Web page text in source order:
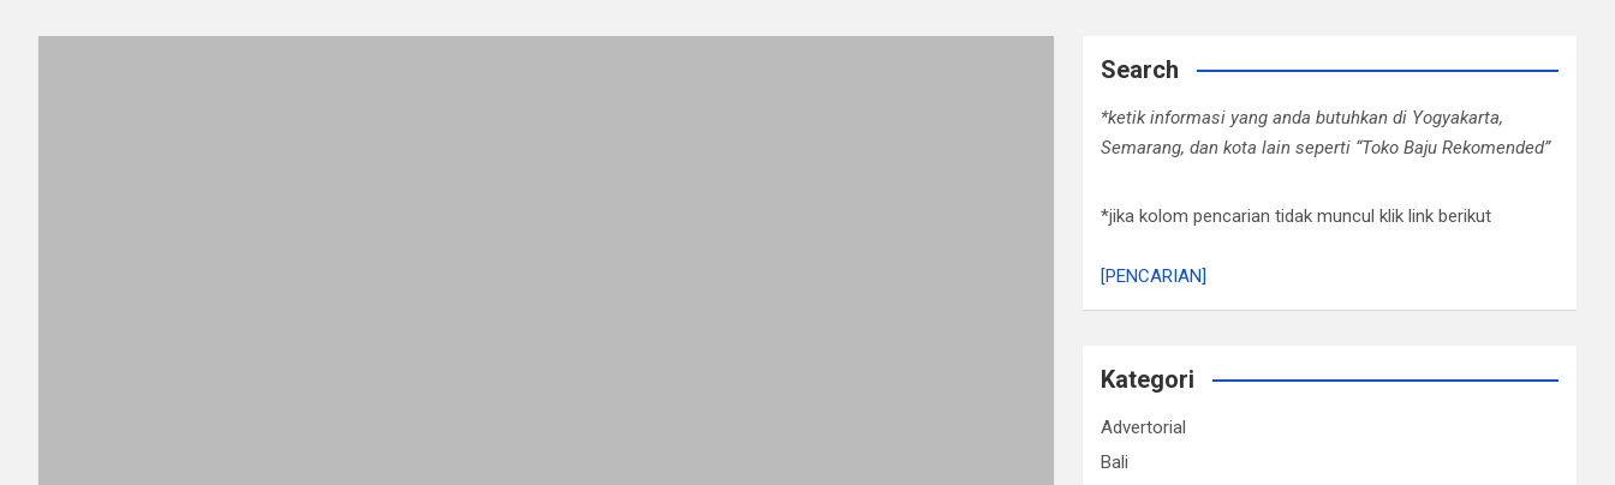
Search
*ketik informasi yang anda butuhkan di Yogyakarta,
Semarang, dan kota lain seperti “Toko Baju Rekomended”
*jika kolom pencarian tidak muncul klik link berikut
[PENCARIAN]
Kategori
Advertorial
Bali